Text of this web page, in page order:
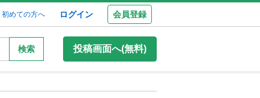
初めての方へ ログイン 会員登録
検索 投稿画面へ(無料)